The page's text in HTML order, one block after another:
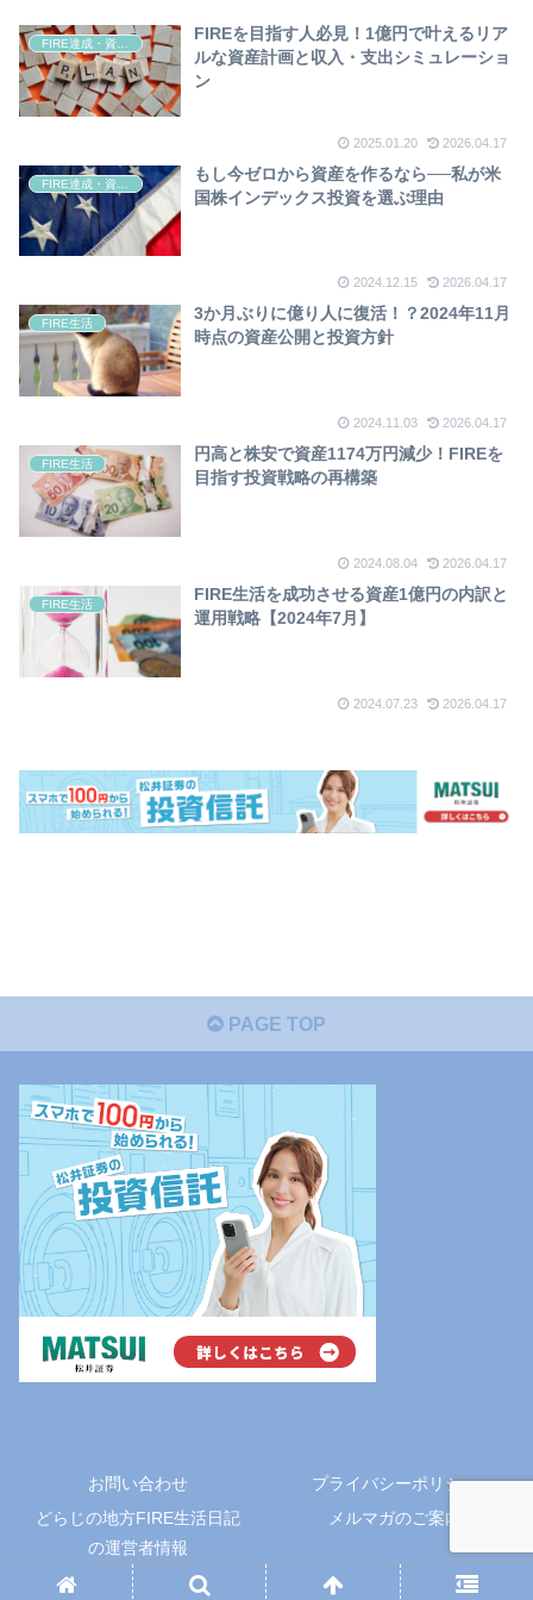
FIREを目指す人必見！1億円で叶えるリア
ルな資産計画と収入・支出シミュレーショ
ン
2025.01.20 2026.04.17
もし今ゼロから資産を作るなら──私が米
国株インデックス投資を選ぶ理由
2024.12.15 2026.04.17
FIRE生活
3か月ぶりに億り人に復活！？2024年11月
時点の資産公開と投資方針
2024.11.03 2026.04.17
FIRE生活
円高と株安で資産1174万円減少！FIREを
目指す投資戦略の再構築
2024.08.04 2026.04.17
FIRE生活
FIRE生活を成功させる資産1億円の内訳と
運用戦略【2024年7月】
2024.07.23 2026.04.17
PAGE TOP
お問い合わせ
プライバシーポリシー
どらじの地方FIRE生活日記
の運営者情報
メルマガのご案内
Copyright © 2024 どらじの地方FIRE生活日記 All Rights Reserved.